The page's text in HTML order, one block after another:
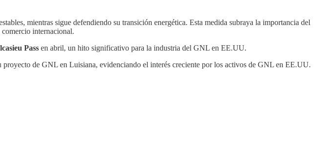
mientras sigue defendiendo su transición energética. Esta medida subraya la importancia del
internacional.
Pass en abril, un hito significativo para la industria del GNL en EE.UU.
proyecto de GNL en Luisiana, evidenciando el interés creciente por los activos de GNL en EE.UU.